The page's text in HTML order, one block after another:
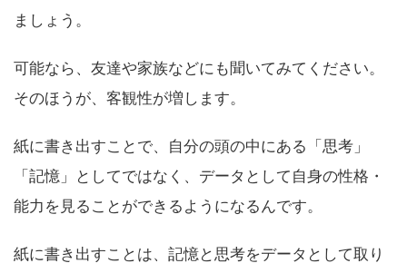
ましょう。
可能なら、友達や家族などにも聞いてみてください。
そのほうが、客観性が増します。
紙に書き出すことで、自分の頭の中にある「思考」
「記憶」としてではなく、データとして自身の性格・
能力を見ることができるようになるんです。
紙に書き出すことは、記憶と思考をデータとして取り